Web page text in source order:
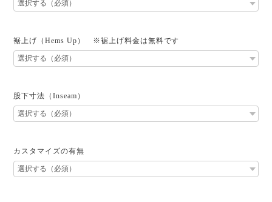
裾上げ（Hems Up） ※裾上げ料金は無料です
股下寸法（Inseam）
カスタマイズの有無